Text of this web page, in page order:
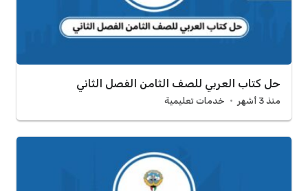
حل كتاب العربي للصف الثامن الفصل الثاني
منذ 3 أشهر خدمات تعليمية